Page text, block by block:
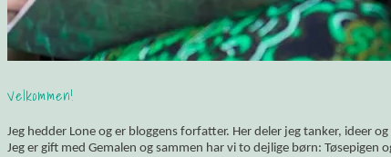
Velkommen!
Jeg hedder Lone og er bloggens forfatter. Her deler jeg tanker, ideer
Jeg er gift med Gemalen og sammen har vi to dejlige børn: Tøsepigen